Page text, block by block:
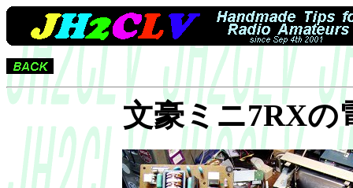
文豪ミニ7RXの